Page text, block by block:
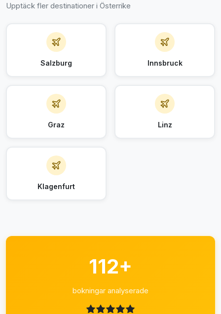
Upptäck fler destinationer i Österrike
Salzburg Innsbruck
Graz Linz
Klagenfurt
112+
bokningar analyserade